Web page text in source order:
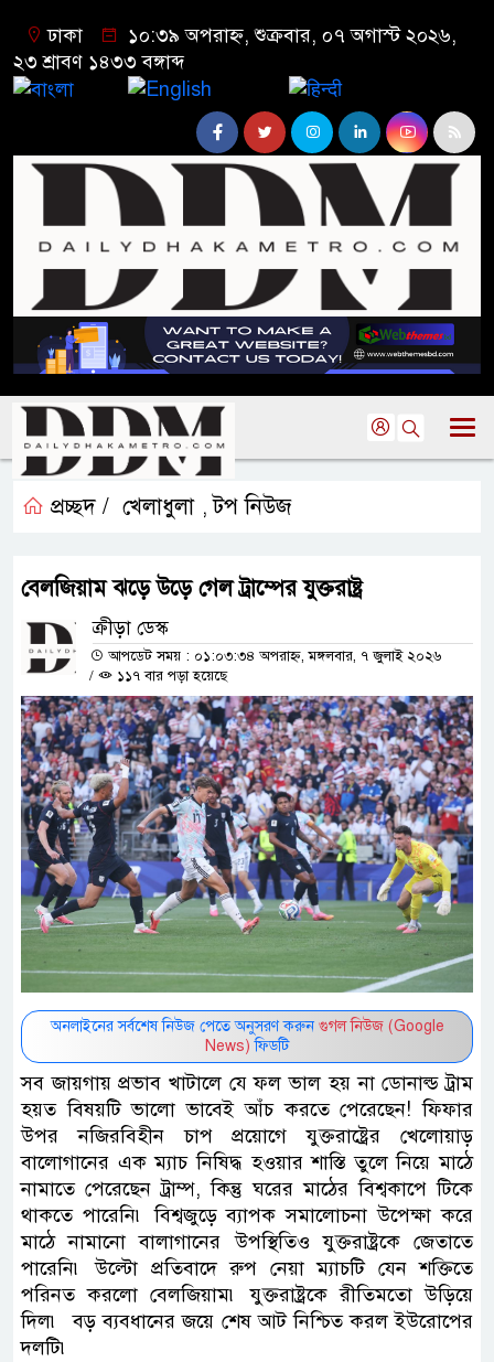
ঢাকা
১০:৩৯ অপরাহ্ন, শুক্রবার, ০৭ অগাস্ট ২০২৬,
২৩ শ্রাবণ ১৪৩৩ বঙ্গাব্দ
প্রচ্ছদ / খেলাধুলা ,টপ নিউজ
বেলজিয়াম ঝড়ে উড়ে গেল ট্রাম্পের যুক্তরাষ্ট্র
ক্রীড়া ডেস্ক
আপডেট সময় : ০১:০৩:৩৪ অপরাহ্ন, মঙ্গলবার, ৭ জুলাই ২০২৬
/
১১৭ বার পড়া হয়েছে
অনলাইনের সর্বশেষ নিউজ পেতে অনুসরণ করুন গুগল নিউজ (Google
News) ফিডটি
সব জায়গায় প্রভাব খাটালে যে ফল ভাল হয় না ডোনাল্ড ট্রাম
হয়ত বিষয়টি ভালো ভাবেই আঁচ করতে পেরেছেন! ফিফার
উপর নজিরবিহীন চাপ প্রয়োগে যুক্তরাষ্ট্রের খেলোয়াড়
বালোগানের এক ম্যাচ নিষিদ্ধ হওয়ার শাস্তি তুলে নিয়ে মাঠে
নামাতে পেরেছেন ট্রাম্প, কিন্তু ঘরের মাঠের বিশ্বকাপে টিকে
থাকতে পারেনি৷ বিশ্বজুড়ে ব্যাপক সমালোচনা উপেক্ষা করে
মাঠে নামানো বালাগানের উপস্থিতিও যুক্তরাষ্ট্রকে জেতাতে
পারেনি৷ উল্টো প্রতিবাদে রুপ নেয়া ম্যাচটি যেন শক্তিতে
পরিনত করলো বেলজিয়াম৷ যুক্তরাষ্ট্রকে রীতিমতো উড়িয়ে
দিল৷ বড় ব্যবধানের জয়ে শেষ আট নিশ্চিত করল ইউরোপের
দলটি৷